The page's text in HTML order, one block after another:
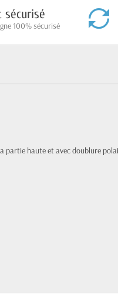
sécurisé
100% sécurisé
partie haute et avec doublure